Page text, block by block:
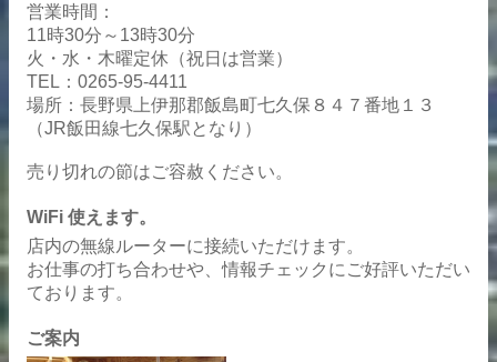
営業時間：
11時30分～13時30分
火・水・木曜定休（祝日は営業）
TEL：0265-95-4411
場所：長野県上伊那郡飯島町七久保８４７番地１３
（JR飯田線七久保駅となり）
売り切れの節はご容赦ください。
WiFi 使えます。
店内の無線ルーターに接続いただけます。
お仕事の打ち合わせや、情報チェックにご好評いただい
ております。
ご案内